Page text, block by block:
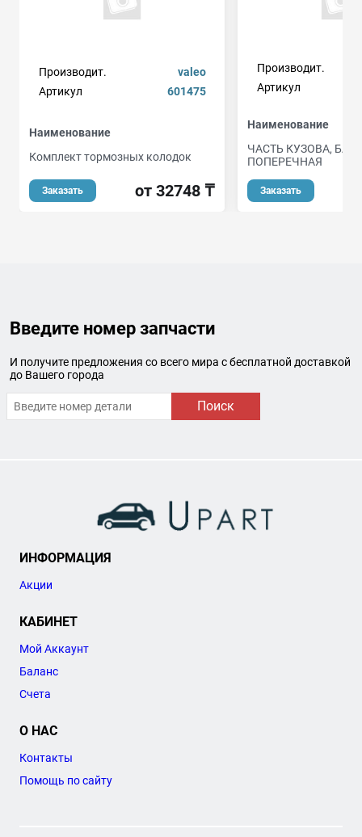
Производит.
valeo
Артикул
601475
Наименование
Комплект тормозных колодок
Заказать от 32748 ₸
Производит.
Артикул
Наименование
ЧАСТЬ КУЗОВА,
ПОПЕРЕЧНАЯ
Заказать
Введите номер запчасти
И получите предложения со всего мира с бесплатной доставкой
до Вашего города
Поиск
ИНФОРМАЦИЯ
Акции
КАБИНЕТ
Мой Аккаунт
Баланс
Счета
О НАС
Контакты
Помощь по сайту